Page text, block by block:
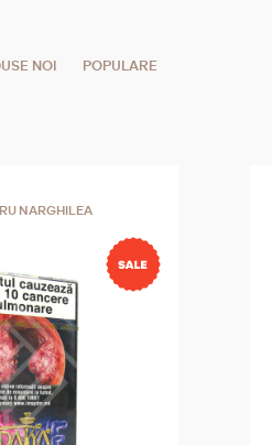
NOI POPULARE
NARGHILEA